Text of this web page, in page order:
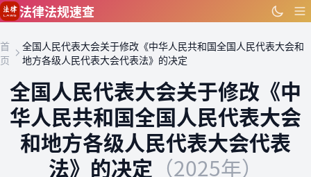
跳到主要内容
法律法规速查
首
页
全国人民代表大会关于修改《中华人民共和国全国人民代表大会和
地方各级人民代表大会代表法》的决定
全国人民代表大会关于修改《中
华人民共和国全国人民代表大会
和地方各级人民代表大会代表
法》的决定 （2025年）